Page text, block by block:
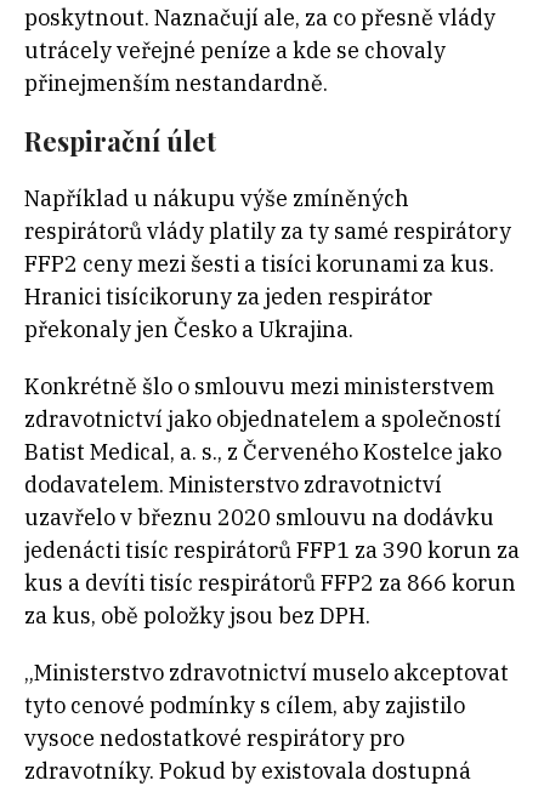
poskytnout. Naznačují ale, za co přesně vlády
utrácely veřejné peníze a kde se chovaly
přinejmenším nestandardně.
Respirační úlet
Například u nákupu výše zmíněných
respirátorů vlády platily za ty samé respirátory
FFP2 ceny mezi šesti a tisíci korunami za kus.
Hranici tisícikoruny za jeden respirátor
překonaly jen Česko a Ukrajina.
Konkrétně šlo o smlouvu mezi ministerstvem
zdravotnictví jako objednatelem a společností
Batist Medical, a. s., z Červeného Kostelce jako
dodavatelem. Ministerstvo zdravotnictví
uzavřelo v březnu 2020 smlouvu na dodávku
jedenácti tisíc respirátorů FFP1 za 390 korun za
kus a devíti tisíc respirátorů FFP2 za 866 korun
za kus, obě položky jsou bez DPH.
„Ministerstvo zdravotnictví muselo akceptovat
tyto cenové podmínky s cílem, aby zajistilo
vysoce nedostatkové respirátory pro
zdravotníky. Pokud by existovala dostupná